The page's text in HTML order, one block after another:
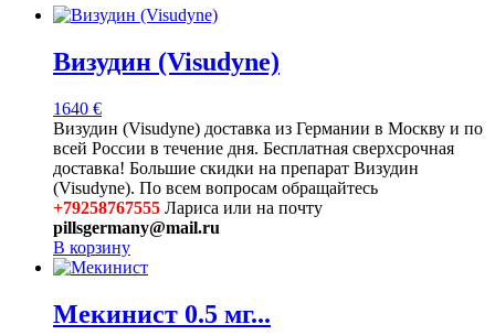
Визудин (Visudyne)
1640 €
Визудин (Visudyne) доставка из Германии в Москву и по
всей России в течение дня. Бесплатная сверхсрочная
доставка! Большие скидки на препарат Визудин
(Visudyne). По всем вопросам обращайтесь
+79258767555 Лариса или на почту
pillsgermany@mail.ru
В корзину
Мекинист 0.5 мг...